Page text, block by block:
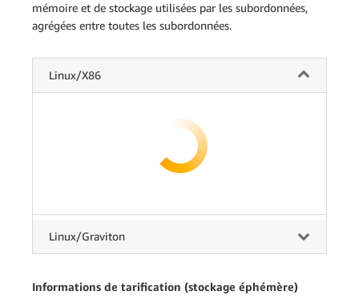
mémoire et de stockage utilisées par les subordonnées,
agrégées entre toutes les subordonnées.
Linux/X86
Linux/Graviton
Informations de tarification (stockage éphémère)